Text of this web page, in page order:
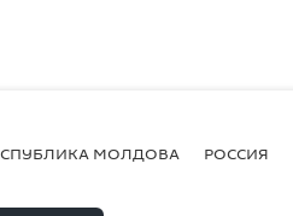
МОЛДОВА РОССИЯ